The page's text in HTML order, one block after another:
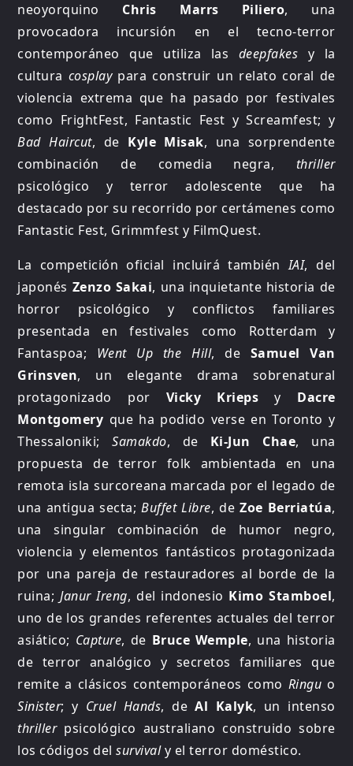
neoyorquino Chris Marrs Piliero, una
provocadora incursión en el tecno-terror
contemporáneo que utiliza las deepfakes y la
cultura cosplay para construir un relato coral de
violencia extrema que ha pasado por festivales
como FrightFest, Fantastic Fest y Screamfest; y
Bad Haircut, de Kyle Misak, una sorprendente
combinación de comedia negra, thriller
psicológico y terror adolescente que ha
destacado por su recorrido por certámenes como
Fantastic Fest, Grimmfest y FilmQuest.
La competición oficial incluirá tambiénIAI, del
japonés Zenzo Sakai, una inquietante historia de
horror psicológico y conflictos familiares
presentada en festivales como Rotterdam y
Fantaspoa; Went Up the Hill, de Samuel Van
Grinsven, un elegante drama sobrenatural
protagonizado por Vicky Krieps y Dacre
Montgomery que ha podido verse en Toronto y
Thessaloniki;Samakdo, de Ki-Jun Chae, una
propuesta de terror folk ambientada en una
remota isla surcoreana marcada por el legado de
una antigua secta;Buffet Libre, deZoe Berriatúa,
una singular combinación de humor negro,
violencia y elementos fantásticos protagonizada
por una pareja de restauradores al borde de la
ruina;Janur Ireng, del indonesio Kimo Stamboel,
uno de los grandes referentes actuales del terror
asiático; Capture, de Bruce Wemple, una historia
de terror analógico y secretos familiares que
remite a clásicos contemporáneos como Ringu o
Sinister; y Cruel Hands, deAl Kalyk, un intenso
thriller psicológico australiano construido sobre
los códigos delsurvivaly el terror doméstico.